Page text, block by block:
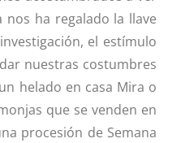
ha regalado la llave
el estímulo
nuestras costumbres
helado en casa Mira o
que se venden en
procesión de Semana